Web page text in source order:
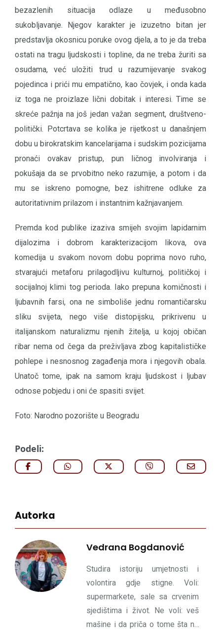
bezazlenih situacija odlaze u međusobno
sukobljavanje. Njegov karakter je izuzetno bitan jer
predstavlja okosnicu poruke ovog djela, a to je da treba
ostati na tragu ljudskosti i topline, da ne treba žuriti sa
osudama, već uložiti trud u razumijevanje svakog
pojedinca i prići mu empatično, kao čovjek, i onda kada
iz toga ne proizlaze lični dobitak i interesi. Time se
skreće pažnja na još jedan važan segment, društveno-
politički. Potcrtava se kolika je rijetkost u današnjem
dobu u birokratskim kancelarijama i sudskim pozicijama
pronaći ovakav pristup, pun ličnog involviranja i
pokušaja da se prvobitno neko razumije, a potom i da
mu se iskreno pomogne, bez ishitrene odluke za
autoritativnim prilazom i instantnim kažnjavanjem.
Premda kod publike izaziva smijeh svojim lapidarnim
dijalozima i dobrom karakterizacijom likova, ova
komedija u svakom novom dobu poprima novo ruho,
stvarajući metaforu prilagodljivu kulturnoj, političkoj i
socijalnoj klimi tog perioda. Iako prepuna komičnosti i
ljubavnih farsi, ona ne simboliše jednu romantičarsku
sliku svijeta, nego više distopijsku, prikrivenu u
italijanskom naturalizmu njenih žitelja, u kojoj običan
ribar nema od čega da preživljava zbog kapitalističke
pohlepe i nesnosnog zagađenja mora i njegovih obala.
Unatoč tome, ipak na samom kraju ljudskost i ljubav
odnose pobjedu i oni će spasiti svijet.
Foto: Narodno pozorište u Beogradu
Podeli:
Autorka
Vedrana Bogdanović
Studira istoriju umjetnosti i
volontira gdje stigne. Voli:
supermarkete, sale sa crvenim
sjedištima i život. Ne voli: veš
mašine i da priča o tome šta ne